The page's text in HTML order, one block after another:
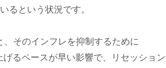
るという状況です。
そのインフレを抑制するために
るペースが早い影響で、リセッション